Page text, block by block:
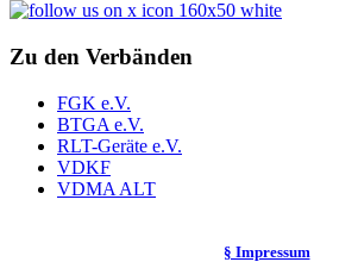
Zu den Verbänden
FGK e.V.
BTGA e.V.
RLT-Geräte e.V.
VDKF
VDMA ALT
§ Impressum